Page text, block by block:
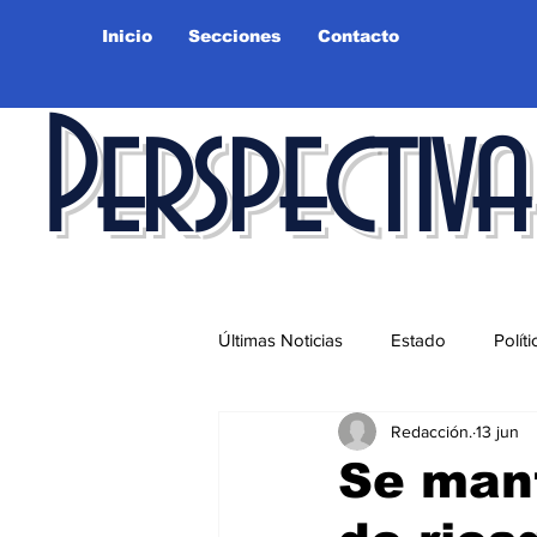
Inicio Secciones Contacto
Últimas Noticias Estado
Educación Ciudad
Se
Redacción. 13 jun